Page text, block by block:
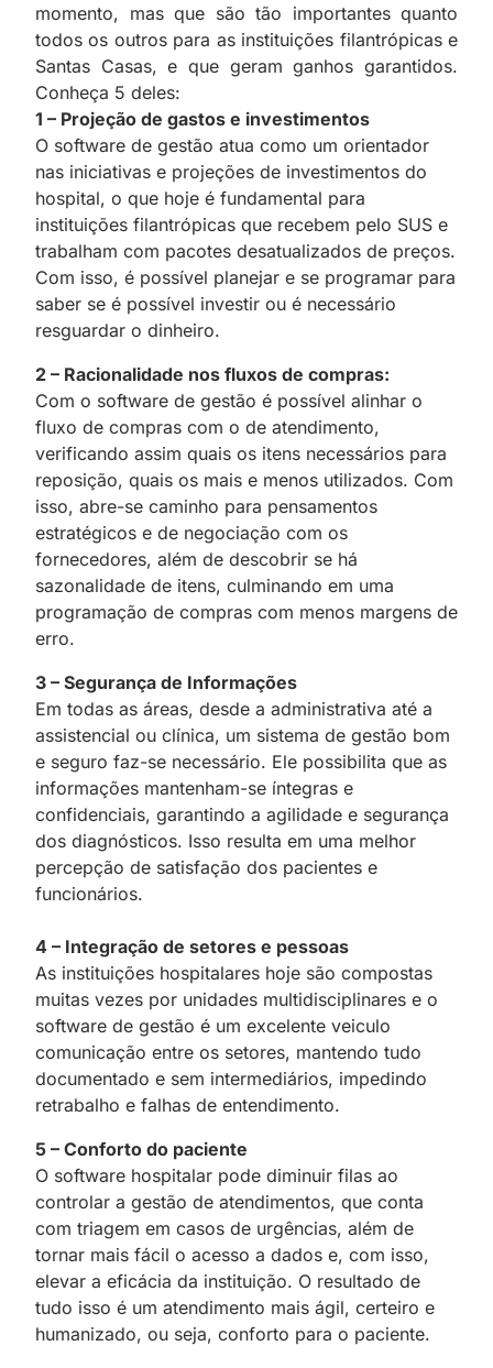
momento, mas que são tão importantes quanto
todos os outros para as instituições filantrópicas e
Santas Casas, e que geram ganhos garantidos.
Conheça 5 deles:
1 – Projeção de gastos e investimentos
O software de gestão atua como um orientador
nas iniciativas e projeções de investimentos do
hospital, o que hoje é fundamental para
instituições filantrópicas que recebem pelo SUS e
trabalham com pacotes desatualizados de preços.
Com isso, é possível planejar e se programar para
saber se é possível investir ou é necessário
resguardar o dinheiro.
2 – Racionalidade nos fluxos de compras:
Com o software de gestão é possível alinhar o
fluxo de compras com o de atendimento,
verificando assim quais os itens necessários para
reposição, quais os mais e menos utilizados. Com
isso, abre-se caminho para pensamentos
estratégicos e de negociação com os
fornecedores, além de descobrir se há
sazonalidade de itens, culminando em uma
programação de compras com menos margens de
erro.
3 – Segurança de Informações
Em todas as áreas, desde a administrativa até a
assistencial ou clínica, um sistema de gestão bom
e seguro faz-se necessário. Ele possibilita que as
informações mantenham-se íntegras e
confidenciais, garantindo a agilidade e segurança
dos diagnósticos. Isso resulta em uma melhor
percepção de satisfação dos pacientes e
funcionários.
4 – Integração de setores e pessoas
As instituições hospitalares hoje são compostas
muitas vezes por unidades multidisciplinares e o
software de gestão é um excelente veiculo
comunicação entre os setores, mantendo tudo
documentado e sem intermediários, impedindo
retrabalho e falhas de entendimento.
5 – Conforto do paciente
O software hospitalar pode diminuir filas ao
controlar a gestão de atendimentos, que conta
com triagem em casos de urgências, além de
tornar mais fácil o acesso a dados e, com isso,
elevar a eficácia da instituição. O resultado de
tudo isso é um atendimento mais ágil, certeiro e
humanizado, ou seja, conforto para o paciente.